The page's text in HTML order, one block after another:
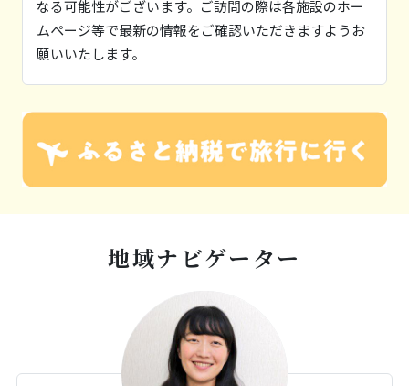
なる可能性がございます。ご訪問の際は各施設のホー
ムページ等で最新の情報をご確認いただきますようお
願いいたします。
地域ナビゲーター